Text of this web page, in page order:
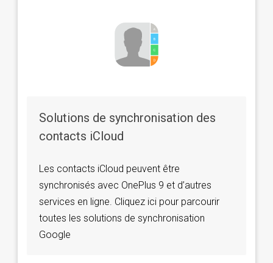
Solutions de synchronisation des
contacts iCloud
Les contacts iCloud peuvent être
synchronisés avec OnePlus 9 et d’autres
services en ligne. Cliquez ici pour parcourir
toutes les solutions de synchronisation
Google